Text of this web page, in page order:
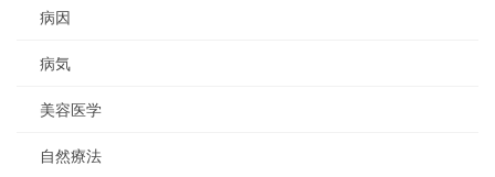
病因
病気
美容医学
自然療法